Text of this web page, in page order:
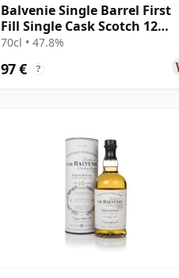
Balvenie Single Barrel First
Fill Single Cask Scotch 12
Jahre alt
70cl • 47.8%
97 € ?